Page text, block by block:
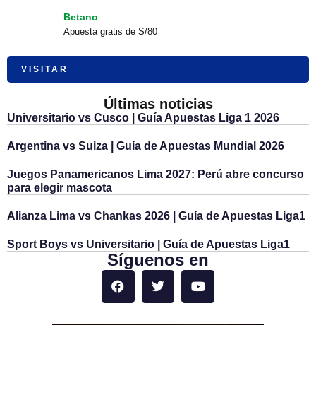
Betano
Apuesta gratis de S/80
VISITAR
Últimas noticias
Universitario vs Cusco | Guía Apuestas Liga 1 2026
Argentina vs Suiza | Guía de Apuestas Mundial 2026
Juegos Panamericanos Lima 2027: Perú abre concurso
para elegir mascota
Alianza Lima vs Chankas 2026 | Guía de Apuestas Liga1
Sport Boys vs Universitario | Guía de Apuestas Liga1
Síguenos en